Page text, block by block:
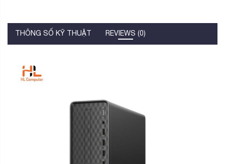
THÔNG SỐ KỸ THUẬT REVIEWS (0)